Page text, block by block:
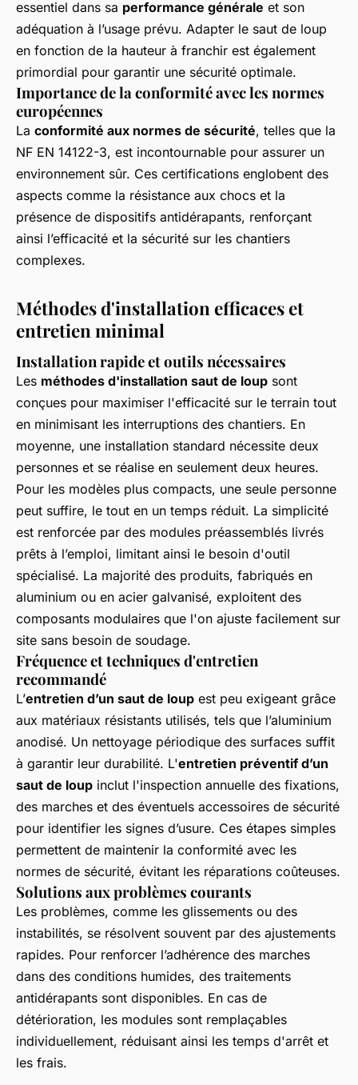
essentiel dans sa performance générale et son
adéquation à l’usage prévu. Adapter le saut de loup
en fonction de la hauteur à franchir est également
primordial pour garantir une sécurité optimale.
Importance de la conformité avec les normes
européennes
La conformité aux normes de sécurité, telles que la
NF EN 14122-3, est incontournable pour assurer un
environnement sûr. Ces certifications englobent des
aspects comme la résistance aux chocs et la
présence de dispositifs antidérapants, renforçant
ainsi l’efficacité et la sécurité sur les chantiers
complexes.
Méthodes d'installation efficaces et
entretien minimal
Installation rapide et outils nécessaires
Les méthodes d'installation saut de loup sont
conçues pour maximiser l'efficacité sur le terrain tout
en minimisant les interruptions des chantiers. En
moyenne, une installation standard nécessite deux
personnes et se réalise en seulement deux heures.
Pour les modèles plus compacts, une seule personne
peut suffire, le tout en un temps réduit. La simplicité
est renforcée par des modules préassemblés livrés
prêts à l’emploi, limitant ainsi le besoin d'outil
spécialisé. La majorité des produits, fabriqués en
aluminium ou en acier galvanisé, exploitent des
composants modulaires que l'on ajuste facilement sur
site sans besoin de soudage.
Fréquence et techniques d'entretien
recommandé
L’entretien d’un saut de loup est peu exigeant grâce
aux matériaux résistants utilisés, tels que l’aluminium
anodisé. Un nettoyage périodique des surfaces suffit
à garantir leur durabilité. L'entretien préventif d’un
saut de loup inclut l'inspection annuelle des fixations,
des marches et des éventuels accessoires de sécurité
pour identifier les signes d’usure. Ces étapes simples
permettent de maintenir la conformité avec les
normes de sécurité, évitant les réparations coûteuses.
Solutions aux problèmes courants
Les problèmes, comme les glissements ou des
instabilités, se résolvent souvent par des ajustements
rapides. Pour renforcer l’adhérence des marches
dans des conditions humides, des traitements
antidérapants sont disponibles. En cas de
détérioration, les modules sont remplaçables
individuellement, réduisant ainsi les temps d'arrêt et
les frais.